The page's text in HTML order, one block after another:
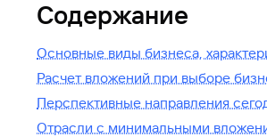
Содержание
Основные виды бизнеса,
Расчет вложений при выборе
Перспективные направления
Отрасли с минимальными